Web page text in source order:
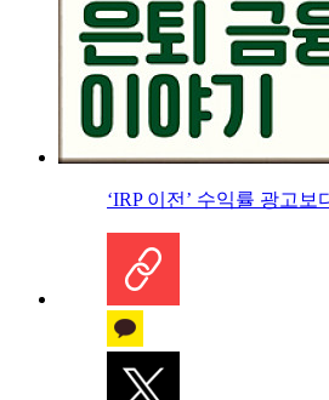
‘IRP 이전’ 수익률 광고보